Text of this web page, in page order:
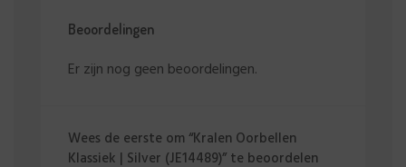
Beoordelingen
Er zijn nog geen beoordelingen.
Wees de eerste om “Kralen Oorbellen
Klassiek | Silver (JE14489)” te beoordelen